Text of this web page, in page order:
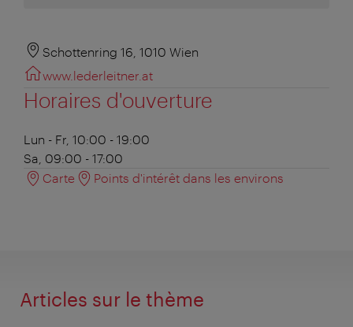
Schottenring 16, 1010 Wien
www.lederleitner.at
Horaires d'ouverture
Lun - Fr, 10:00 - 19:00
Sa, 09:00 - 17:00
Carte
Points d'intérêt dans les environs
Articles sur le thème